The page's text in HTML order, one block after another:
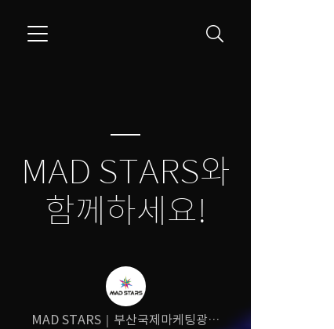
MAD STARS와
함께하세요!
MAD STARS｜부산국제마케팅광고